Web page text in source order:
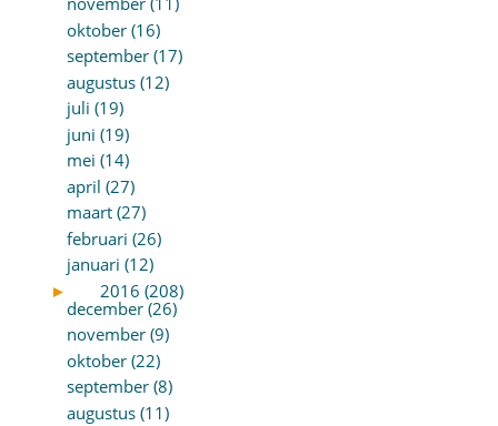
oktober (16)
september (17)
augustus (12)
juli (19)
juni (19)
mei (14)
april (27)
maart (27)
februari (26)
januari (12)
►
2016 (208)
december (26)
november (9)
oktober (22)
september (8)
augustus (11)